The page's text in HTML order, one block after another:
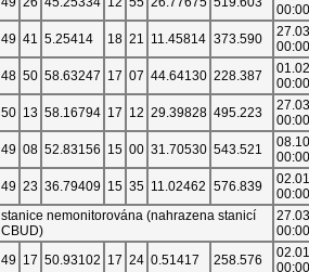
00:00
49 41 5.25414 18 21 11.45814 373.590
00:00
48 50 58.63247 17 07 44.64130 228.387
00:00
50 13 58.16794 17 12 29.39828 495.223
00:00
49 08 52.83156 15 00 31.70530 543.521
00:00
49 23 36.79409 15 35 11.02462 576.839
00:00
stanice nemonitorována (nahrazena stanicí
CBUD)
00:00
49 17 50.93102 17 24 0.51417 258.576
00:00